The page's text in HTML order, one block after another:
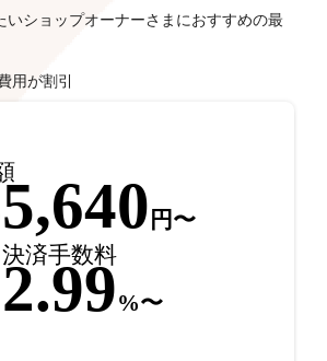
いショップオーナーさまにおすすめの最
用が割引
円〜
決済手数料
2.99%〜